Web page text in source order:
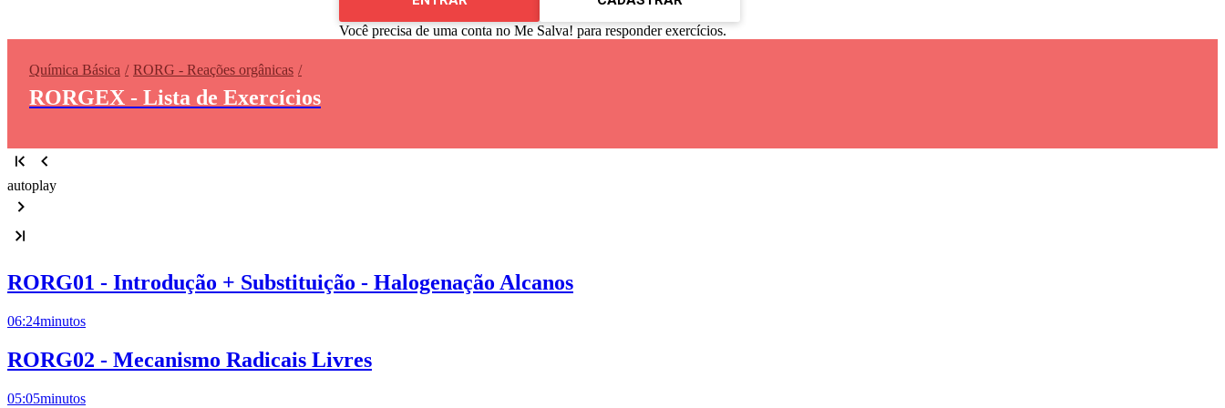
Você precisa de uma conta no Me Salva! para responder exercícios.
Química Básica RORG - Reações orgânicas
RORGEX - Lista de Exercícios
autoplay
RORG01 - Introdução + Substituição - Halogenação Alcanos
06:24minutos
RORG02 - Mecanismo Radicais Livres
05:05minutos